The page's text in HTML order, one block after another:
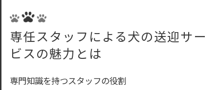
専任スタッフによる犬の送迎サー
ビスの魅力とは
専門知識を持つスタッフの役割